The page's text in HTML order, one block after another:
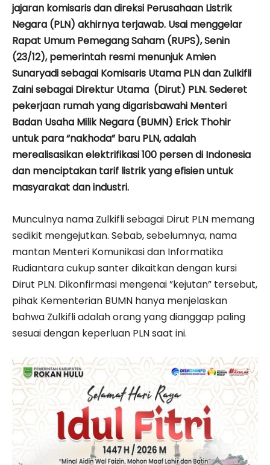
jajaran komisaris dan direksi Perusahaan Listrik
Negara (PLN) akhirnya terjawab. Usai menggelar
Rapat Umum Pemegang Saham (RUPS), Senin
(23/12), pemerintah resmi menunjuk Amien
Sunaryadi sebagai Komisaris Utama PLN dan Zulkifli
Zaini sebagai Direktur Utama (Dirut) PLN. Sederet
pekerjaan rumah yang digarisbawahi Menteri
Badan Usaha Milik Negara (BUMN) Erick Thohir
untuk para “nakhoda” baru PLN, adalah
merealisasikan elektrifikasi 100 persen di Indonesia
dan menciptakan tarif listrik yang efisien untuk
masyarakat dan industri.
Munculnya nama Zulkifli sebagai Dirut PLN memang
sedikit mengejutkan. Sebab, sebelumnya, nama
mantan Menteri Komunikasi dan Informatika
Rudiantara cukup santer dikaitkan dengan kursi
Dirut PLN. Dikonfirmasi mengenai ”kejutan” tersebut,
pihak Kementerian BUMN hanya menjelaskan
bahwa Zulkifli adalah orang yang dianggap paling
sesuai dengan keperluan PLN saat ini.